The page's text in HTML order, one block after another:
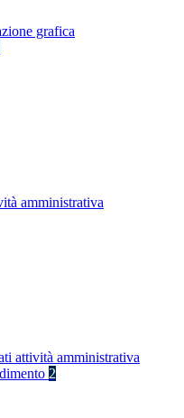
grafica
amministrativa
attività amministrativa
2